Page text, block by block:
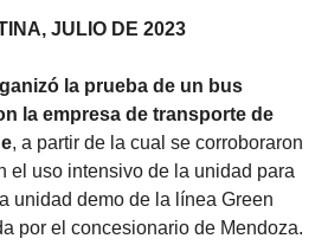
JULIO DE 2023
la prueba de un bus
la empresa de transporte de
, a partir de la cual se corroboraron
el uso intensivo de la unidad para
unidad demo de la línea Green
por el concesionario de Mendoza.